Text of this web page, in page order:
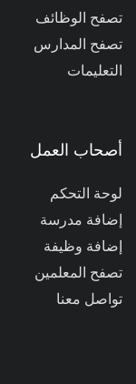
تصفح الوظائف
تصفح المدارس
التعليمات
أصحاب العمل
لوحة التحكم
إضافة مدرسة
إضافة وظيفة
تصفح المعلمين
تواصل معنا